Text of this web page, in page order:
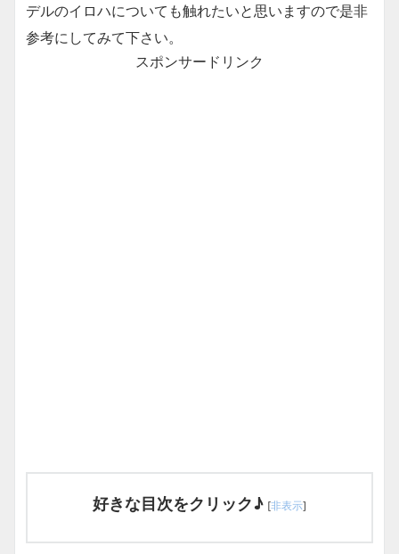
デルのイロハについても触れたいと思いますので是非
参考にしてみて下さい。
スポンサードリンク
好きな目次をクリック♪ [非表示]